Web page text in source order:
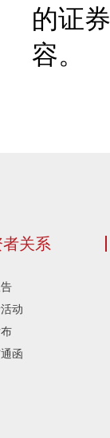
的证
容。
关系
动
函